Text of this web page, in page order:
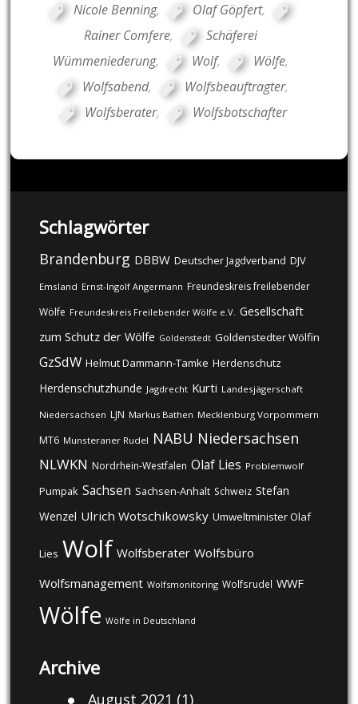
Nicole Benning, Olaf Göpfert,
Rainer Comfere,
Schäferei
Wümmeniederung, Wolf, Wölfe,
Wolfsabend, Wolfsbeauftragter,
Wolfsberater, Wolfsbotschafter
Schlagwörter
Brandenburg DBBW Deutscher Jagdverband DJV
Emsland Ernst-Ingolf Angermann Freundeskreis freilebender
Wölfe Freundeskreis Freilebender Wölfe e.V. Gesellschaft
zum Schutz der Wölfe Goldenstedt Goldenstedter Wölfin
GzSdW Helmut Dammann-Tamke Herdenschutz
Herdenschutzhunde Jagdrecht Kurti Landesjägerschaft
Niedersachsen LJN Markus Bathen Mecklenburg Vorpommern
MT6 Munsteraner Rudel NABU Niedersachsen
NLWKN Nordrhein-Westfalen Olaf Lies Problemwolf
Pumpak Sachsen Sachsen-Anhalt Schweiz Stefan
Wenzel Ulrich Wotschikowsky Umweltminister Olaf
Lies Wolf Wolfsberater Wolfsbüro
Wolfsmanagement Wolfsmonitoring Wolfsrudel WWF
Wölfe Wölfe in Deutschland
Archive
August 2021 (1)